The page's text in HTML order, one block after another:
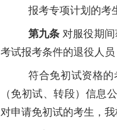
报考专项计划的考
第九条 对服役期
考试报考条件的退役人
符合免初试资格
（免初试、转段）信息
对申请免初试的考生，